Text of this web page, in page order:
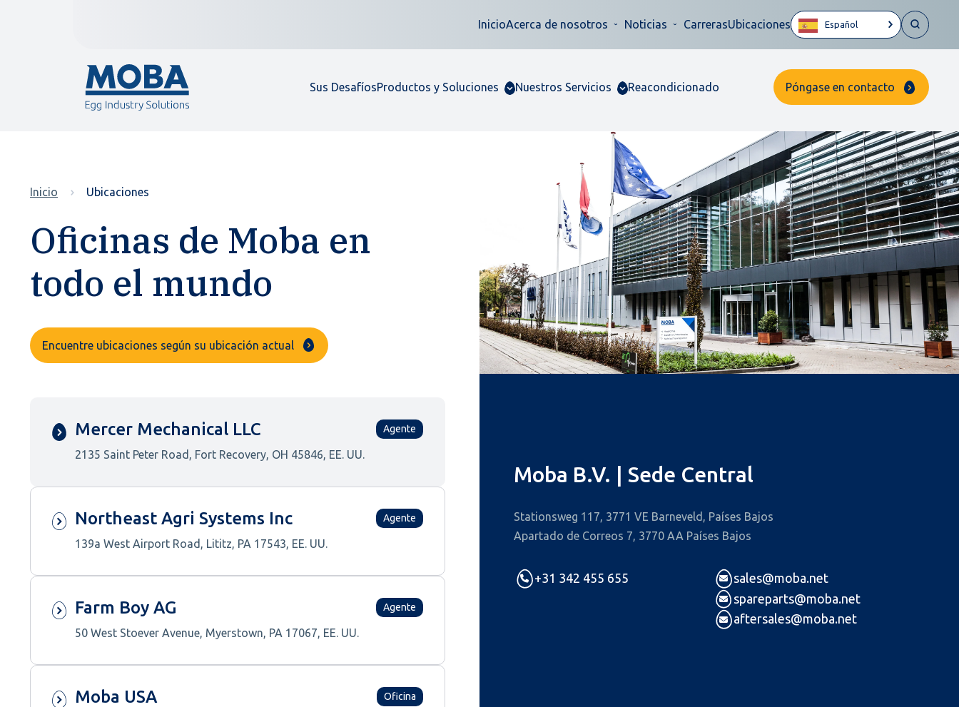
InicioAcerca de nosotros Noticias CarrerasUbicaciones Español
Sus DesafíosProductos y Soluciones Nuestros Servicios Reacondicionado Póngase en contacto
Inicio Ubicaciones
Oficinas de Moba en
todo el mundo
Encuentre ubicaciones según su ubicación actual
Moba USA Oficina
Mercer Mechanical LLC
2135 Saint Peter Road, Fort Recovery, OH 45846, EE. UU.
Agente
Northeast Agri Systems Inc
139a West Airport Road, Lititz, PA 17543, EE. UU.
Agente
Farm Boy AG
50 West Stoever Avenue, Myerstown, PA 17067, EE. UU.
Agente
Moba B.V. | Sede Central
Stationsweg 117, 3771 VE Barneveld, Países Bajos
Apartado de Correos 7, 3770 AA Países Bajos
+31 342 455 655
sales@moba.net
spareparts@moba.net
aftersales@moba.net